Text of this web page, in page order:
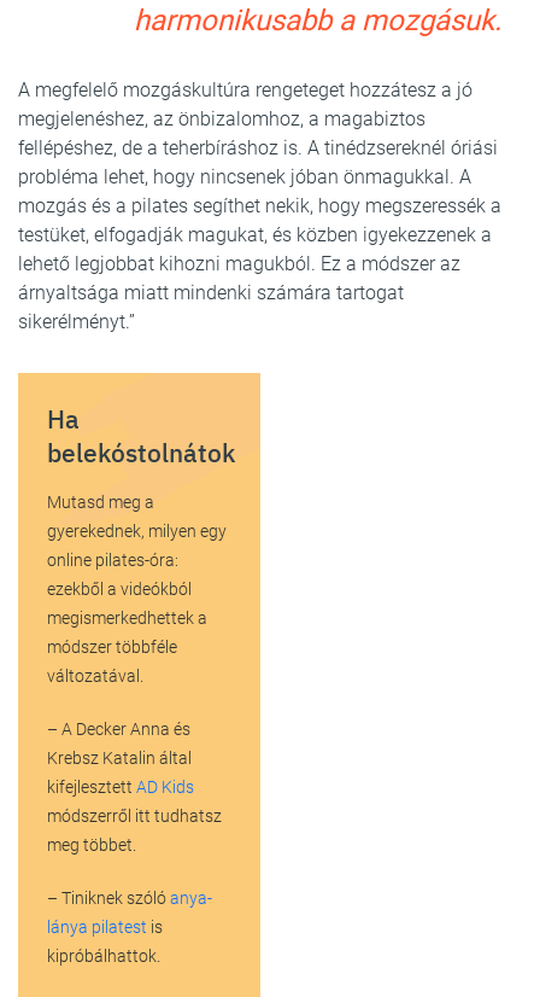
harmonikusabb a mozgásuk.
A megfelelő mozgáskultúra rengeteget hozzátesz a jó
megjelenéshez, az önbizalomhoz, a magabiztos
fellépéshez, de a teherbíráshoz is. A tinédzsereknél óriási
probléma lehet, hogy nincsenek jóban önmagukkal. A
mozgás és a pilates segíthet nekik, hogy megszeressék a
testüket, elfogadják magukat, és közben igyekezzenek a
lehető legjobbat kihozni magukból. Ez a módszer az
árnyaltsága miatt mindenki számára tartogat
sikerélményt.”
Ha
belekóstolnátok
Mutasd meg a
gyerekednek, milyen egy
online pilates-óra:
ezekből a videókból
megismerkedhettek a
módszer többféle
változatával.
– A Decker Anna és
Krebsz Katalin által
kifejlesztett AD Kids
módszerről itt tudhatsz
meg többet.
– Tiniknek szólóanya-
lánya pilatest is
kipróbálhattok.